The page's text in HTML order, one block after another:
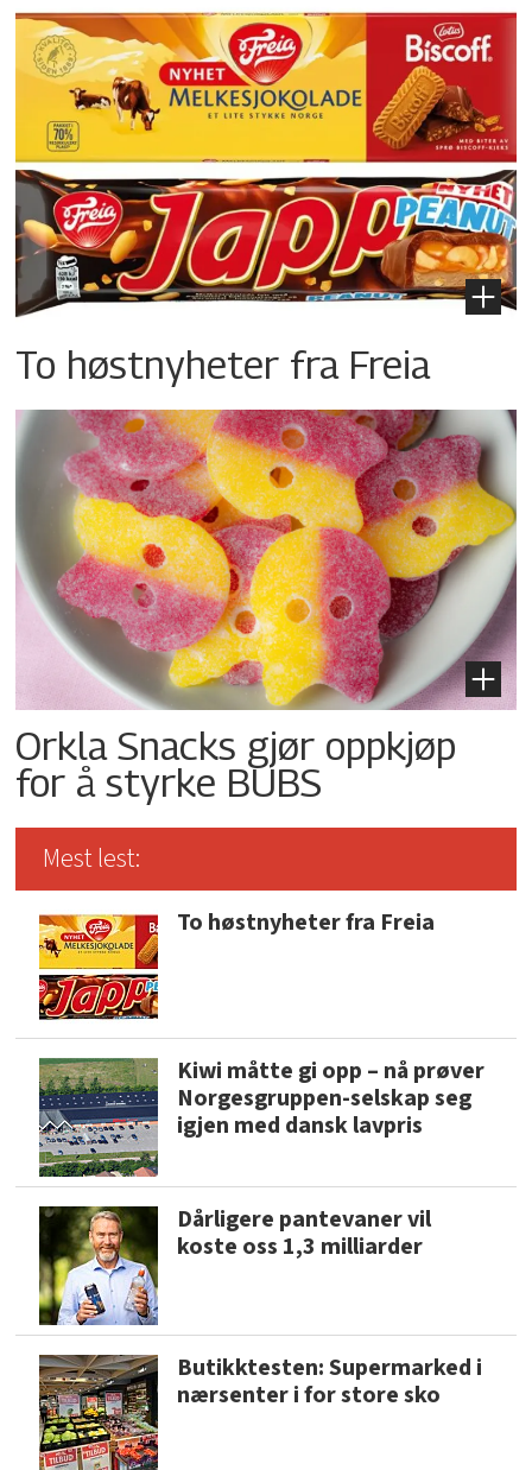
To høstnyheter fra Freia
Orkla Snacks gjør oppkjøp
for å styrke BUBS
Mest lest:
To høstnyheter fra Freia
Kiwi måtte gi opp – nå prøver
Norgesgruppen-selskap seg
igjen med dansk lavpris
Dårligere pantevaner vil
koste oss 1,3 milliarder
Butikktesten: Supermarked i
nærsenter i for store sko